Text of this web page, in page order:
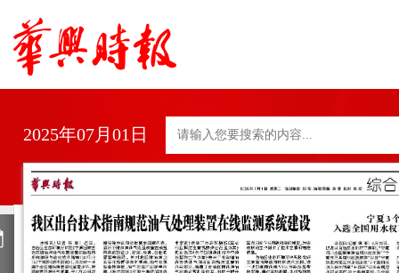
2025年07月01日